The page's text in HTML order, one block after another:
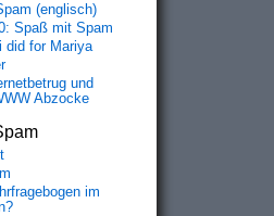
(englisch)
Spaß mit Spam
did for Mariya
und
Abzocke
im